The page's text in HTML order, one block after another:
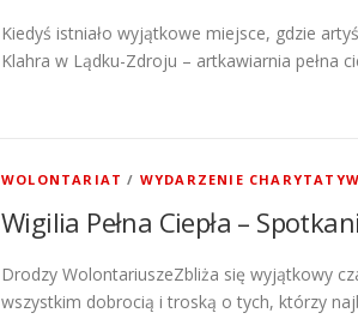
Kiedyś istniało wyjątkowe miejsce, gdzie
Klahra w Lądku-Zdroju – artkawiarnia pełna
WOLONTARIAT / WYDARZENIE
Wigilia Pełna Ciepła –
Drodzy WolontariuszeZbliża się wyjątkowy
wszystkim dobrocią i troską o tych, którzy